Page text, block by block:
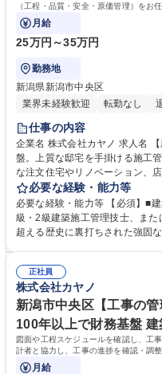
（工程・品質・安全・原価管理）をお
こだわりを形にする裁量の大きな役割で
月給
25万円～35万円
勤務地
新潟県新潟市中央区
業界未経験歓迎
転勤なし
仕事の内容
企業名 株式会社カヤノ 求人名 【新潟】転勤なし×創業100年以上の財務基
盤。上質な邸宅を手掛ける施工管理 仕事の内容 新潟市内を中心に
な注文住宅やリノベーション、
質・安全・原価管理）をお任せ
様のこだわりを形にする裁量の大きな役割です
いから商業空間まで洗練された
算・工期管理、施工図チェック
的な関わりや組織の主軸としての活
【新潟】転勤なし×創業100年以
工管理
必要な経験・能力等
必要な経験・能力等 【必須】■
級・2級建築施工管理技士、または建築士の資
超える歴史に裏打ちされた強固
般をトータルコーディネートす
絶大な信頼を得ており、意匠性
いの大きい建築に携われます。 学歴・資格 学歴：大学院 大学 高専 短大
専修学校 高校 語学力： 資格：2
転免許普通自動車
正社員
株式会社カヤノ
新潟市中央区【工事の
100年以上で財務基盤 建
図面や工程スケジュールを確認し、工
計者と協力し、工事の進捗を確認・調
に関連する発注や見積作成等も行います
月給